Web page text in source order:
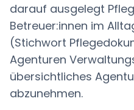
darauf ausgelegt
Betreuer:innen im
(Stichwort
Agenturen
übersichtliches
abzunehmen.